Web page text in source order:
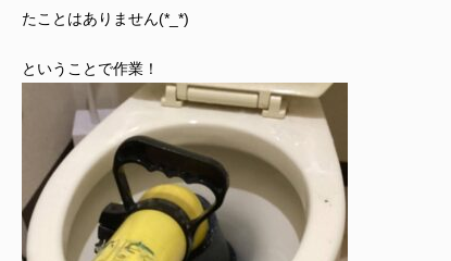
たことはありません(*_*)
ということで作業！